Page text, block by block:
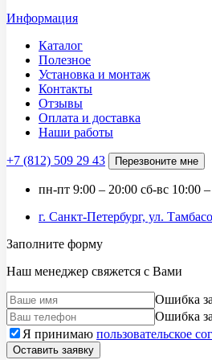
Информация
Каталог
Полезное
Установка и монтаж
Контакты
Отзывы
Оплата и доставка
Наши работы
+7 (812) 509 29 43 Перезвоните мне
пн-пт 9:00 – 20:00 сб-вс 10:00
г. Санкт-Петербург, ул.
Заполните форму
Наш менеджер свяжется с Вами
Ошибка
Ошибка
Я принимаю пользовательское
Оставить заявку